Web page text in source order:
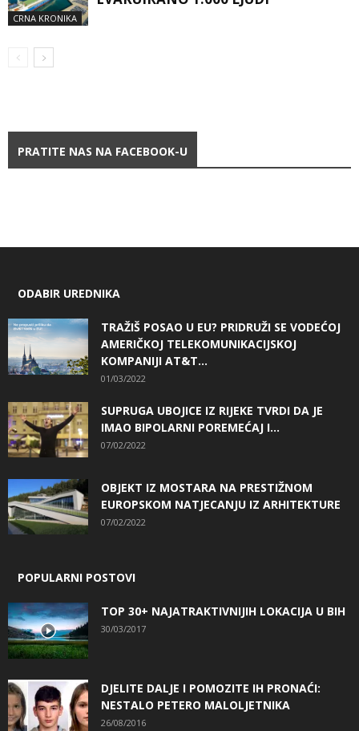
CRNA KRONIKA
PRATITE NAS NA FACEBOOK-U
ODABIR UREDNIKA
TRAŽIŠ POSAO U EU? PRIDRUŽI SE VODEĆOJ
AMERIČKOJ TELEKOMUNIKACIJSKOJ
KOMPANIJI AT&T...
01/03/2022
SUPRUGA UBOJICE IZ RIJEKE TVRDI DA JE
IMAO BIPOLARNI POREMEĆAJ I...
07/02/2022
OBJEKT IZ MOSTARA NA PRESTIŽNOM
EUROPSKOM NATJECANJU IZ ARHITEKTURE
07/02/2022
POPULARNI POSTOVI
TOP 30+ NAJATRAKTIVNIJIH LOKACIJA U BIH
30/03/2017
DJELITE DALJE I POMOZITE IH PRONAĆI:
NESTALO PETERO MALOLJETNIKA
26/08/2016